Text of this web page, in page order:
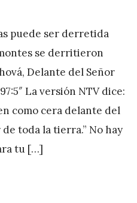
puede ser derretida
se derritieron
Delante del Señor
La versión NTV dice:
como cera delante del
toda la tierra.” No hay
tu […]